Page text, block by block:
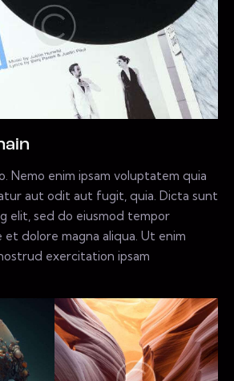
Nemo enim ipsam voluptatem quia
aut odit aut fugit, quia. Dicta sunt
elit, sed do eiusmod tempor
dolore magna aliqua. Ut enim
exercitation ipsam